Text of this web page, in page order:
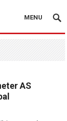
MENU
AS